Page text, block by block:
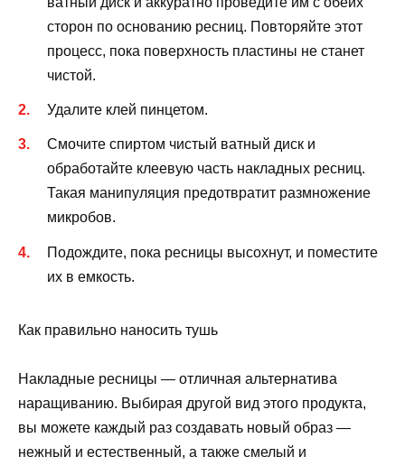
сторон по основанию ресниц. Повторяйте этот
процесс, пока поверхность пластины не станет
чистой.
Удалите клей пинцетом.
Смочите спиртом чистый ватный диск и
обработайте клеевую часть накладных ресниц.
Такая манипуляция предотвратит размножение
микробов.
Подождите, пока ресницы высохнут, и поместите
их в емкость.
Как правильно наносить тушь
Накладные ресницы — отличная альтернатива
наращиванию. Выбирая другой вид этого продукта,
вы можете каждый раз создавать новый образ —
нежный и естественный, а также смелый и